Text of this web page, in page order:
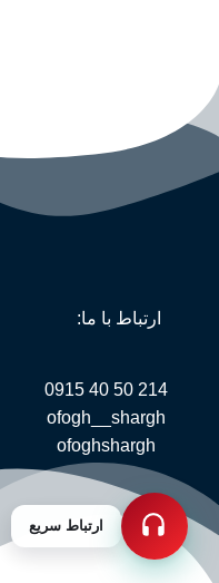
ارتباط با ما:
214 50 40 0915
ofogh__shargh
ofoghshargh
ارتباط سریع